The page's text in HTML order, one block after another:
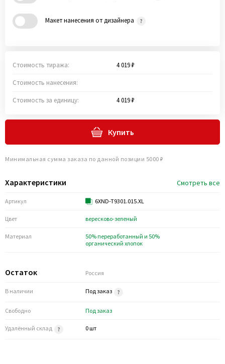
Характеристики Смотреть все
Артикул 6XND-T9301.015.XL
Цвет вересково-зеленый
Материал
50% переработанный и 50%
органический хлопок
Остаток Россия
В наличии Под заказ
Свободно Под заказ
Удалённый склад 0 шт
Макет нанесения от дизайнера
Стоимость тиража: 4 019 ₽
Стоимость нанесения:
Стоимость за единицу: 4 019 ₽
Купить
Минимальная сумма заказа по данной позиции 5000 ₽